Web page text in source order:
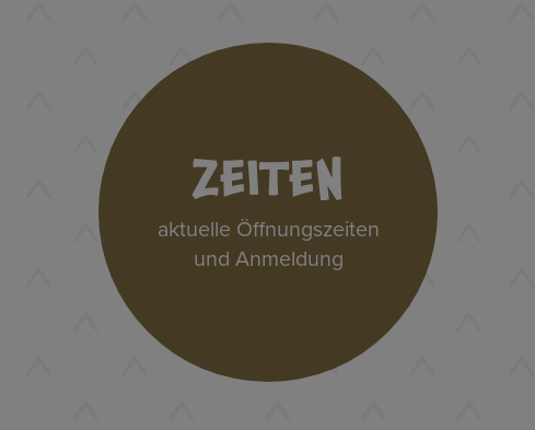
ZEITEN
aktuelle Öffnungszeiten
und Anmeldung